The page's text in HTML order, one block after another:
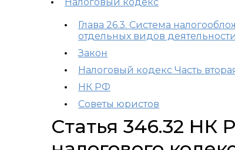
Глава 26.3. Система
отдельных видов деятельности
Закон
Налоговый кодекс Часть
НК РФ
Советы юристов
Статья 346.32